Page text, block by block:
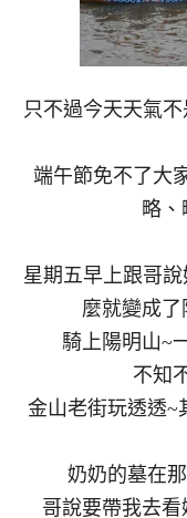
只不過今天天氣
端午節免不了大
略
星期五早上跟哥
麼就變成
騎上陽明山~
不知
金山老街玩透透~
奶奶的墓在
哥說要帶我去